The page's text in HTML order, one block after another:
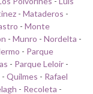
- Mataderos -
- Monte
- Munro - Nordelta -
- Parque
- Parque Leloir -
- Quilmes - Rafael
- Recoleta -